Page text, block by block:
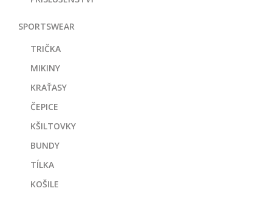
SPORTSWEAR
TRIČKA
MIKINY
KRAŤASY
ČEPICE
KŠILTOVKY
BUNDY
TÍLKA
KOŠILE